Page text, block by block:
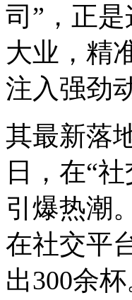
司”，正
大业，精
注入强劲
其最新落
日，在“
引爆热潮
在社交平
出300余